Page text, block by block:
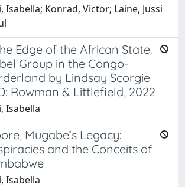
Isabella; Konrad, Victor; Laine, Jussi
Edge of the African State.
Group in the Congo-
by Lindsay Scorgie
Rowman & Littlefield, 2022
Isabella
Mugabe’s Legacy:
and the Conceits of
Isabella